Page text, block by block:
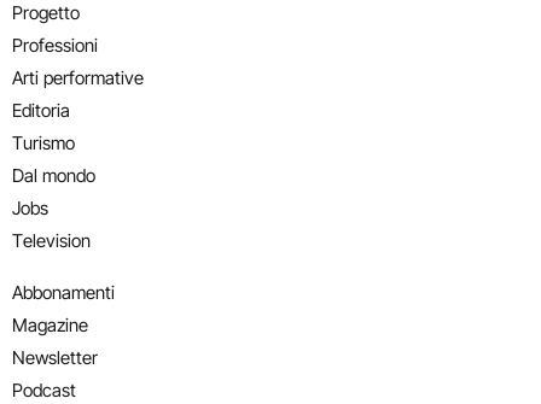
Progetto
Professioni
Arti performative
Editoria
Turismo
Dal mondo
Jobs
Television
Abbonamenti
Magazine
Newsletter
Podcast